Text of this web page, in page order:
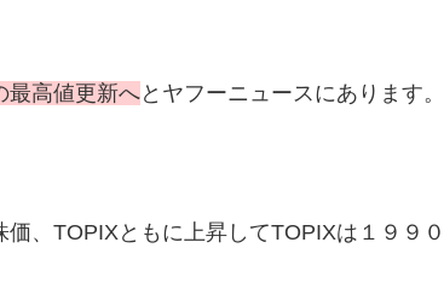
最高値更新へとヤフーニュースにあります。
、TOPIXともに上昇してTOPIXは１９９０